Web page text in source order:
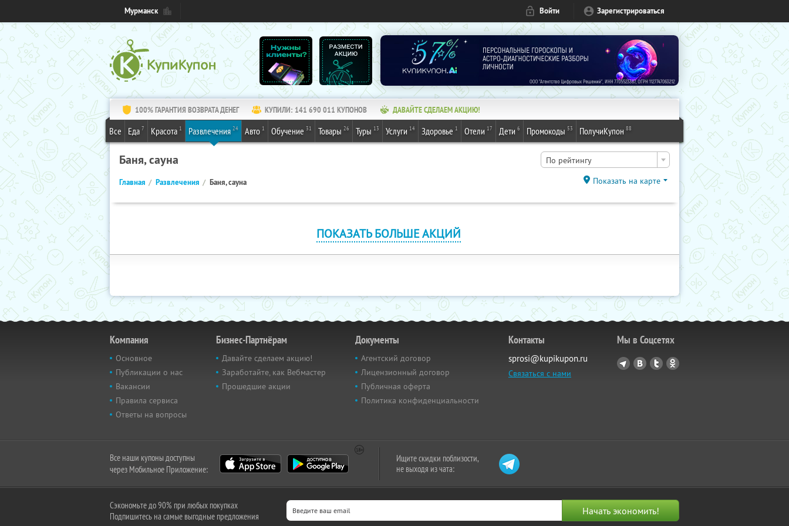
Мурманск Войти Зарегистрироваться
100% ГАРАНТИЯ ВОЗВРАТА ДЕНЕГ КУПИЛИ: 141 690 011 КУПОНОВ ДАВАЙТЕ СДЕЛАЕМ АКЦИЮ!
Все Еда 7 Красота 1 Развлечения 24 Авто 1 Обучение 31 Товары 26 Туры 13 Услуги 14 Здоровье 1 Отели 17 Дети 6 Промокоды 53 ПолучиКупон 88
Баня, сауна По рейтингу
Главная Развлечения Баня, сауна Показать на карте
ПОКАЗАТЬ БОЛЬШЕ АКЦИЙ
Компания
Основное
Публикации о нас
Вакансии
Правила сервиса
Ответы на вопросы
Бизнес-Партнёрам
Давайте сделаем акцию!
Заработайте, как Вебмастер
Прошедшие акции
Документы
Агентский договор
Лицензионный договор
Публичная оферта
Политика конфиденциальности
Контакты
sprosi@kupikupon.ru
Связаться с нами
Мы в Соцсетях
Все наши купоны доступны
через Мобильное Приложение:
Ищите скидки поблизости,
не выходя из чата:
Сэкономьте до 90% при любых покупках
Подпишитесь на самые выгодные предложения